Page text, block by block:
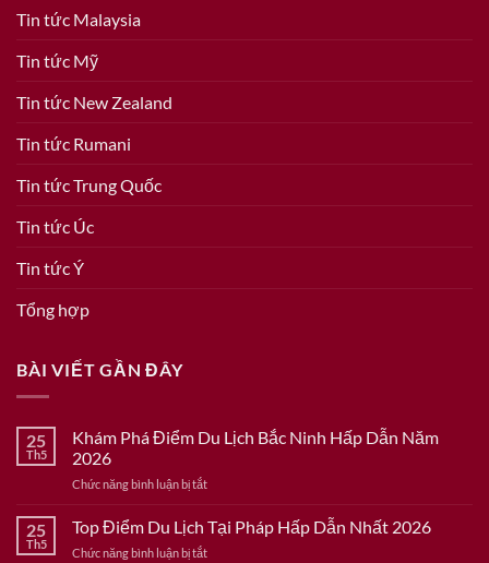
Tin tức Malaysia
Tin tức Mỹ
Tin tức New Zealand
Tin tức Rumani
Tin tức Trung Quốc
Tin tức Úc
Tin tức Ý
Tổng hợp
BÀI VIẾT GẦN ĐÂY
25
Th5
Khám Phá Điểm Du Lịch Bắc Ninh Hấp Dẫn Năm
2026
Chức năng bình luận bị tắtở
Phá
Điểm
Du
25
Th5
Top Điểm Du Lịch Tại Pháp Hấp Dẫn Nhất 2026
Chức năng bình luận bị tắtở